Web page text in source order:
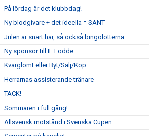
På lördag är det klubbdag!
Ny blodgivare + det ideella = SANT
Julen är snart här, så också bingolotterna
Ny sponsor till IF Lödde
Kvarglömt eller Byt/Sälj/Köp
Herrarnas assisterande tränare
TACK!
Sommaren i full gång!
Allsvensk motstånd i Svenska Cupen